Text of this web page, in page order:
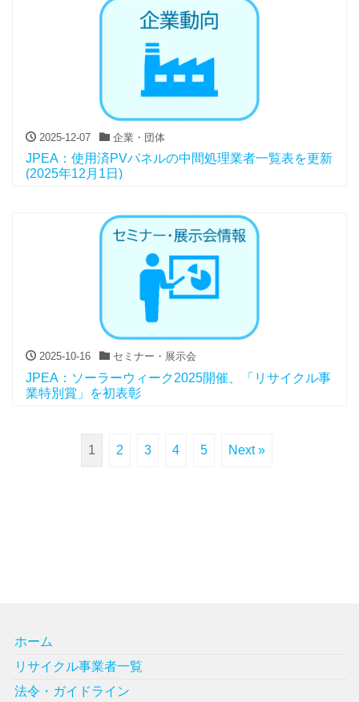
2025-12-07 企業・団体
JPEA：使用済PVパネルの中間処理業者一覧表を更新
(2025年12月1日)
2025-10-16 セミナー・展示会
JPEA：ソーラーウィーク2025開催、「リサイクル事
業特別賞」を初表彰
1 2 3 4 5 Next »
ホーム
リサイクル事業者一覧
法令・ガイドライン